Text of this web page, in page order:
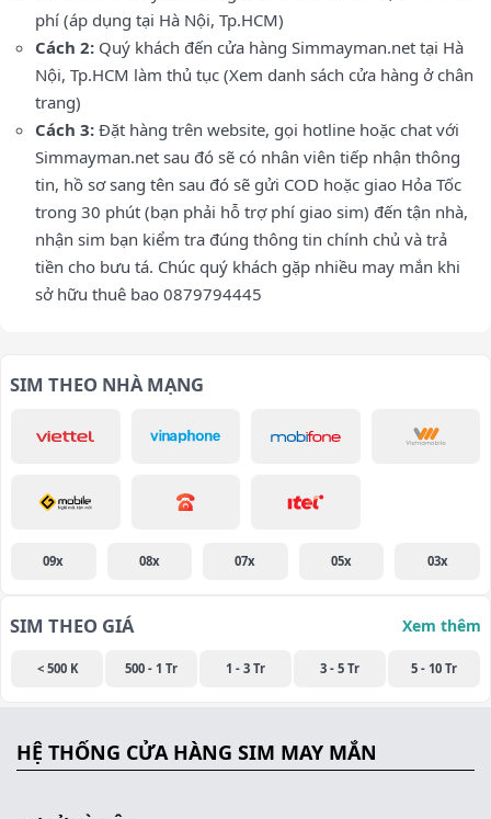
phí (áp dụng tại Hà Nội, Tp.HCM)
Cách 2: Quý khách đến cửa hàng Simmayman.net tại Hà
Nội, Tp.HCM làm thủ tục (Xem danh sách cửa hàng ở chân
trang)
Cách 3: Đặt hàng trên website, gọi hotline hoặc chat với
Simmayman.net sau đó sẽ có nhân viên tiếp nhận thông
tin, hồ sơ sang tên sau đó sẽ gửi COD hoặc giao Hỏa Tốc
trong 30 phút (bạn phải hỗ trợ phí giao sim) đến tận nhà,
nhận sim bạn kiểm tra đúng thông tin chính chủ và trả
tiền cho bưu tá. Chúc quý khách gặp nhiều may mắn khi
sở hữu thuê bao 0879794445
SIM THEO NHÀ MẠNG
09x 08x 07x 05x 03x
SIM THEO GIÁ Xem thêm
< 500 K 500 - 1 Tr 1 - 3 Tr 3 - 5 Tr 5 - 10 Tr
HỆ THỐNG CỬA HÀNG SIM MAY MẮN